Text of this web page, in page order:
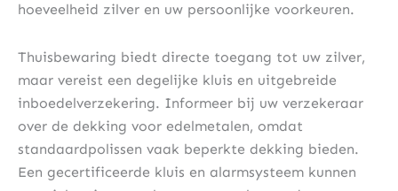
hoeveelheid zilver en uw persoonlijke voorkeuren.
Thuisbewaring biedt directe toegang tot uw zilver,
maar vereist een degelijke kluis en uitgebreide
inboedelverzekering. Informeer bij uw verzekeraar
over de dekking voor edelmetalen, omdat
standaardpolissen vaak beperkte dekking bieden.
Een gecertificeerde kluis en alarmsysteem kunnen